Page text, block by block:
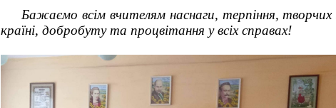
Бажаємо всім вчителям наснаги, терпіння, творчих
країні, добробуту та процвітання у всіх справах!